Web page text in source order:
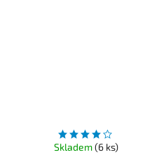
Skladem(6 ks)